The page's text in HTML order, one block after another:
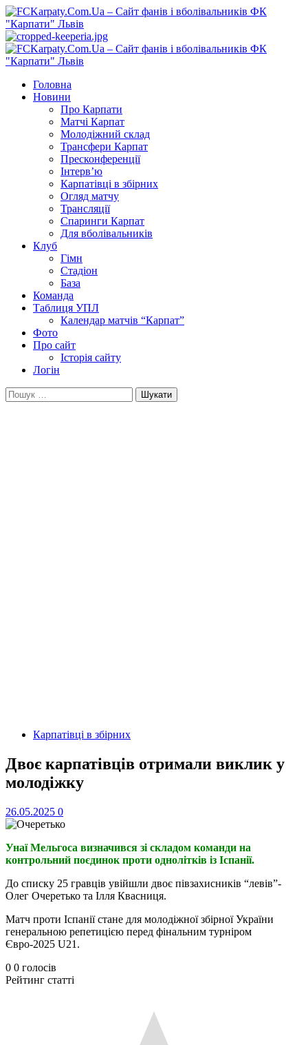
Перейти
до
вмісту
Primary
Menu
Головна
Новини
Про Карпати
Матчі Карпат
Молодіжний склад
Трансфери Карпат
Пресконференції
Інтерв’ю
Карпатівці в збірних
Огляд матчу
Трансляції
Спаринги Карпат
Для вболівальників
Клуб
Гімн
Стадіон
База
Команда
Таблиця УПЛ
Календар матчів “Карпат”
Фото
Про сайт
Історія сайту
Логін
Пошук:
Карпатівці в збірних
Двоє карпатівців отримали виклик у
молодіжку
26.05.2025 0
Унаї Мельгоса визначився зі складом команди на
контрольний поєдинок проти однолітків із Іспанії.
До списку 25 гравців увійшли двоє півзахисників “левів”-
Олег Очеретько та Ілля Квасниця.
Матч проти Іспанії стане для молодіжної збірної України
генеральною репетицією перед фінальним турніром
Євро-2025 U21.
0 0 голосів
Рейтинг статті